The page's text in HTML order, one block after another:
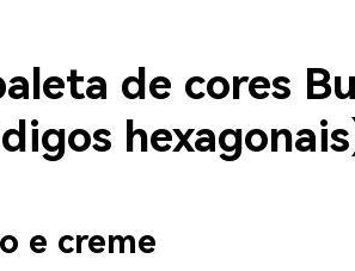
de cores
e creme